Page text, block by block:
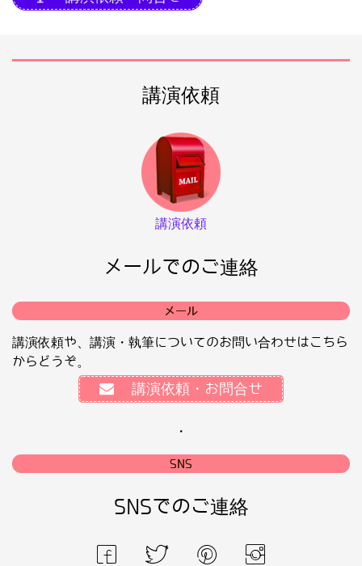
講演依頼
講演依頼
メールでのご連絡
メール
講演依頼や、講演・執筆についてのお問い合わせはこちら
からどうぞ。
講演依頼・お問合せ
・
SNS
SNSでのご連絡